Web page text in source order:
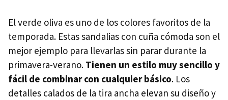
El verde oliva es uno de los colores favoritos de la
temporada. Estas sandalias con cuña cómoda son el
mejor ejemplo para llevarlas sin parar durante la
primavera-verano. Tienen un estilo muy sencillo y
fácil de combinar con cualquier básico. Los
detalles calados de la tira ancha elevan su diseño y